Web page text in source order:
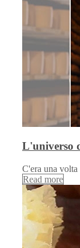
L'universo
C'era una
Read more